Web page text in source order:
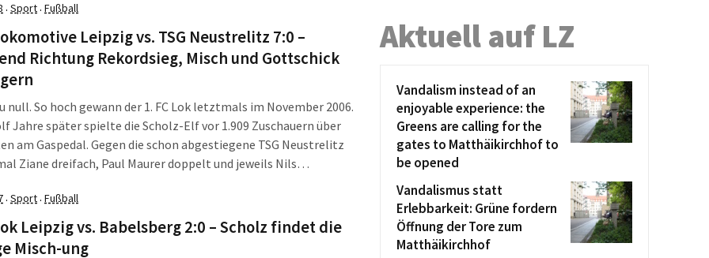
· Sport· Fußball
Leipzig vs. TSG Neustrelitz 7:0 –
Richtung Rekordsieg, Misch und Gottschick
null. So hoch gewann der 1. FC Lok letztmals im November 2006.
Jahre später spielte die Scholz-Elf vor 1.909 Zuschauern über
am Gaspedal. Gegen die schon abgestiegene TSG Neustrelitz
Ziane dreifach, Paul Maurer doppelt und jeweils Nils
Sascha Pfeffer und Markus Krug. Auf Ryan Malone muss er bis
verzichten. Dafür kann er auf Misch und Gottschick auch in
· Sport· Fußball
Leipzig vs. Babelsberg 2:0 – Scholz findet die
Misch-ung
Aktuell auf LZ
Vandalism instead of an
enjoyable experience: the
Greens are calling for the
gates to Matthäikirchhof to
be opened
Vandalismus statt
Erlebbarkeit: Grüne fordern
Öffnung der Tore zum
Matthäikirchhof